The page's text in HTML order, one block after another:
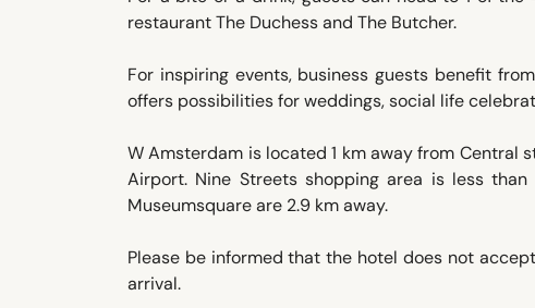
restaurant The Duchess and The Butcher.
For inspiring events, business guests benefit
offers possibilities for weddings, social life
W Amsterdam is located 1 km away from Central
Airport. Nine Streets shopping area is less
Museumsquare are 2.9 km away.
Please be informed that the hotel does not
arrival.